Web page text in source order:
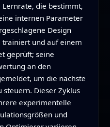
Lernrate, die bestimmt,
internen Parameter
Design
und auf einem
geprüft; seine
an den
um die nächste
Dieser Zyklus
experimentelle
und